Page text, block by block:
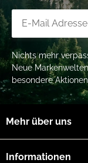
Nichts mehr
Neue
besondere
Mehr über uns
Informationen